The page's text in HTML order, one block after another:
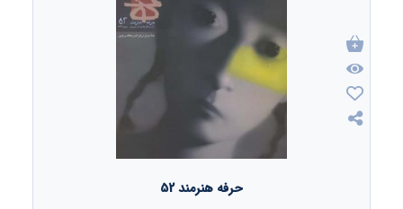
حرفه هنرمند 52